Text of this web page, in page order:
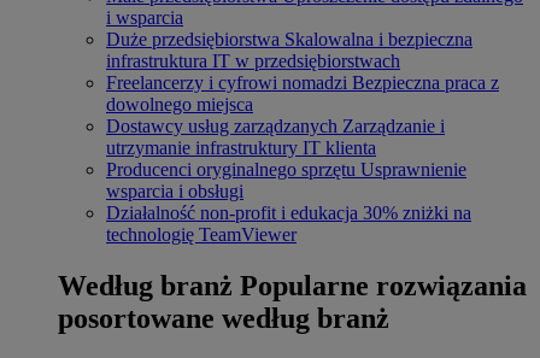
i wsparcia
Duże przedsiębiorstwa Skalowalna i bezpieczna
infrastruktura IT w przedsiębiorstwach
Freelancerzy i cyfrowi nomadzi Bezpieczna praca z
dowolnego miejsca
Dostawcy usług zarządzanych Zarządzanie i
utrzymanie infrastruktury IT klienta
Producenci oryginalnego sprzętu Usprawnienie
wsparcia i obsługi
Działalność non-profit i edukacja 30% zniżki na
technologię TeamViewer
Według branż Popularne rozwiązania
posortowane według branż